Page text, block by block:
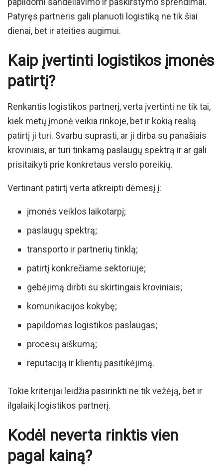
Patyręs partneris gali planuoti logistiką ne tik šiai
dienai, bet ir ateities augimui.
Kaip įvertinti logistikos įmonės
patirtį?
Renkantis logistikos partnerį, verta įvertinti ne tik tai,
kiek metų įmonė veikia rinkoje, bet ir kokią realią
patirtį ji turi. Svarbu suprasti, ar ji dirba su panašiais
kroviniais, ar turi tinkamą paslaugų spektrą ir ar gali
prisitaikyti prie konkretaus verslo poreikių.
Vertinant patirtį verta atkreipti dėmesį į:
įmonės veiklos laikotarpį;
paslaugų spektrą;
transporto ir partnerių tinklą;
patirtį konkrečiame sektoriuje;
gebėjimą dirbti su skirtingais kroviniais;
komunikacijos kokybę;
papildomas logistikos paslaugas;
procesų aiškumą;
reputaciją ir klientų pasitikėjimą.
Tokie kriterijai leidžia pasirinkti ne tik vežėją, bet ir
ilgalaikį logistikos partnerį.
Kodėl neverta rinktis vien
pagal kainą?